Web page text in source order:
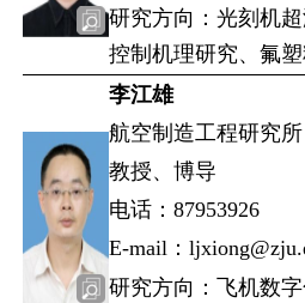
研究方向：光刻机
控制机理研究、氟
李江雄
航空制造工程研究所
教授、博导
电话：87953926
E-mail：
研究方向：飞机数字